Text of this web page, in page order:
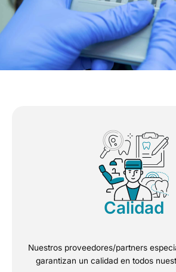
Calidad
Nuestros proveedores/partners
garantizan un calidad en todos